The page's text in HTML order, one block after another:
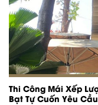
Thi Công Mái Xếp
Bạt Tự Cuốn Yêu